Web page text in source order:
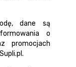
dane są
o
promocjach